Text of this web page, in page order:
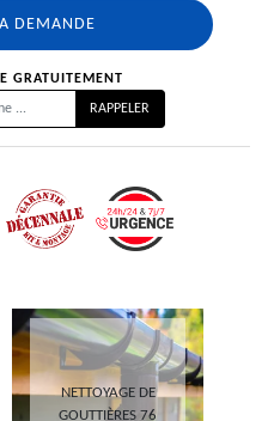
GRATUITEMENT
NETTOYAGE DE
GOUTTIÈRES 76